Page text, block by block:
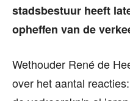
stadsbestuur heeft
opheffen van de
Wethouder René de
over het aantal